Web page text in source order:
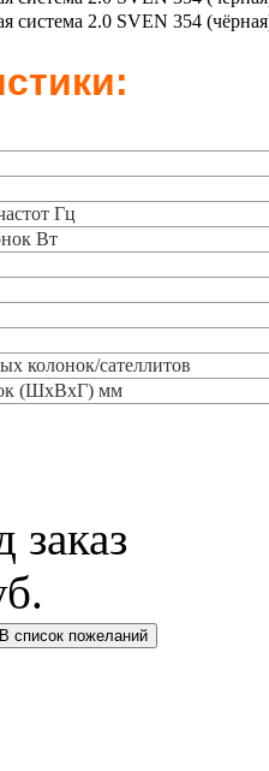
Гц
Вт
колонок/сателлитов
(ШxВxГ) мм
заказ